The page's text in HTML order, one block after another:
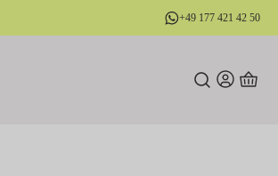
+49 177 421 42 50